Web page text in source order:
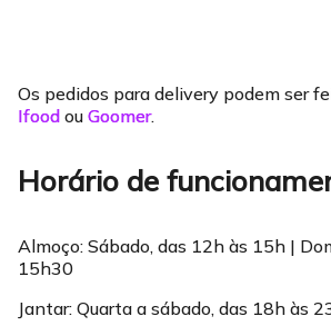
Os pedidos para delivery podem ser
Ifood ou Goomer.
Horário de
Almoço: Sábado, das 12h às 15h |
15h30
Jantar: Quarta a sábado, das 18h às